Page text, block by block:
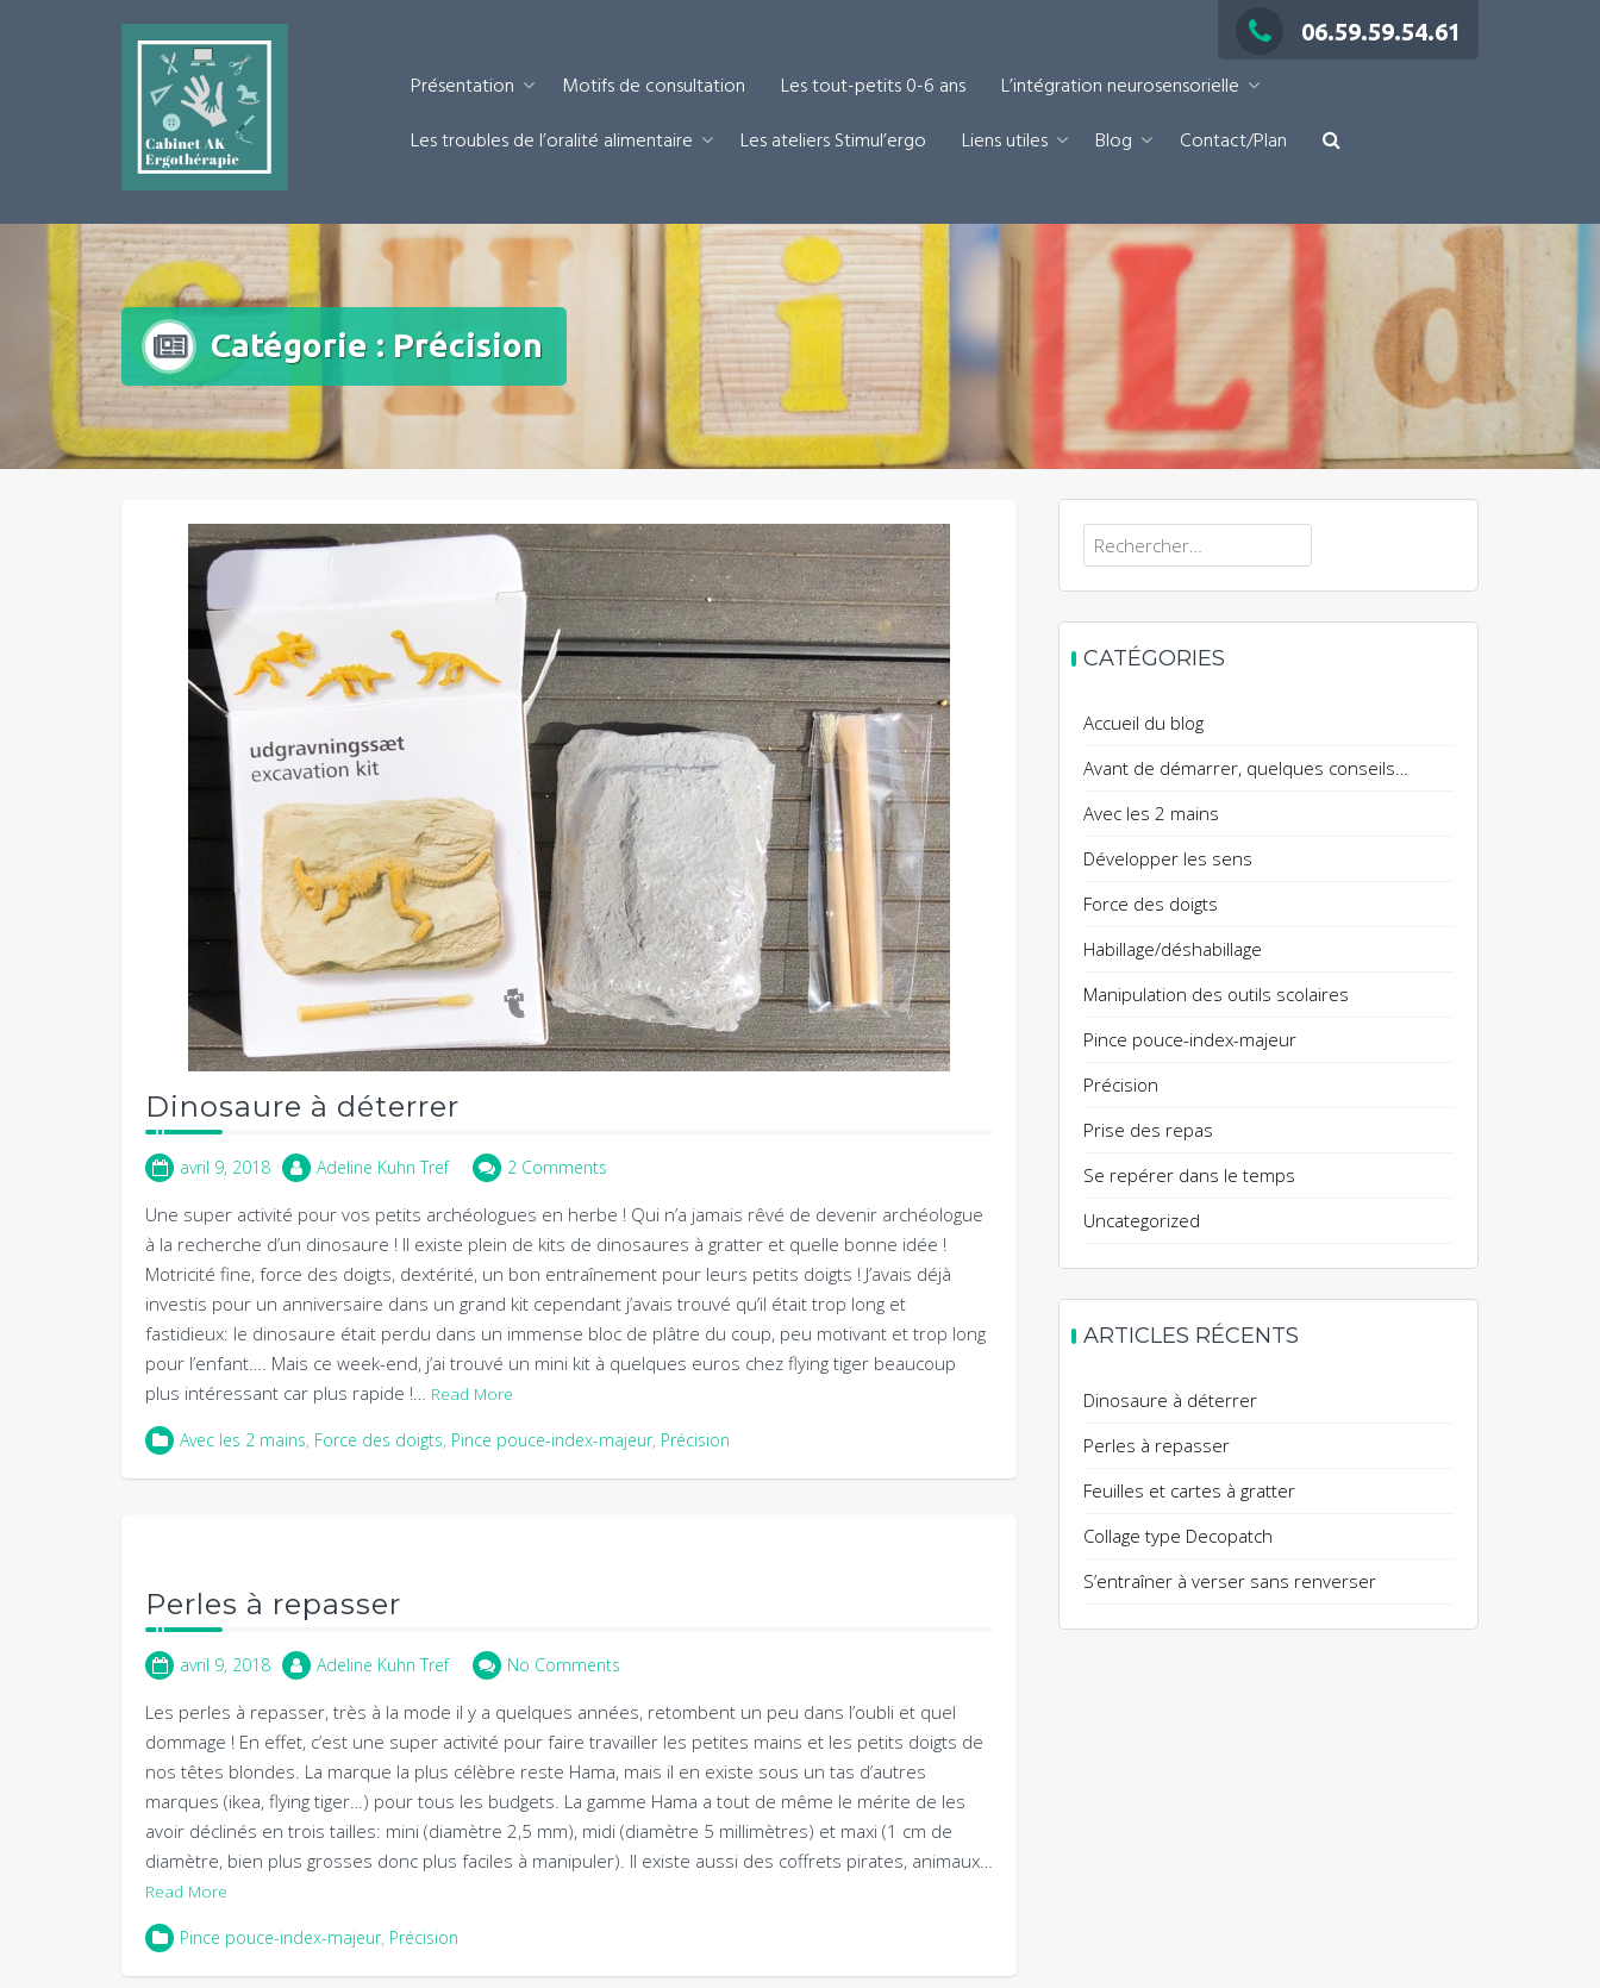
06.59.59.54.61
Présentation Motifs de consultation Les tout-petits 0-6 ans
L’intégration neurosensorielle
Les troubles de l’oralité alimentaire
Les ateliers Stimul’ergo Liens utiles Blog Contact/Plan
Catégorie : Précision
Dinosaure à déterrer
avril 9, 2018 Adeline Kuhn Tref 2 Comments
Une super activité pour vos petits archéologues en herbe ! Qui n’a jamais rêvé de devenir archéologue
à la recherche d’un dinosaure ! Il existe plein de kits de dinosaures à gratter et quelle bonne idée !
Motricité fine, force des doigts, dextérité, un bon entraînement pour leurs petits doigts ! J’avais déjà
investis pour un anniversaire dans un grand kit cependant j’avais trouvé qu’il était trop long et
fastidieux: le dinosaure était perdu dans un immense bloc de plâtre du coup, peu motivant et trop long
pour l’enfant…. Mais ce week-end, j’ai trouvé un mini kit à quelques euros chez flying tiger beaucoup
plus intéressant car plus rapide !… Read More
Avec les 2 mains, Force des doigts, Pince pouce-index-majeur, Précision
Perles à repasser
avril 9, 2018 Adeline Kuhn Tref No Comments
Les perles à repasser, très à la mode il y a quelques années, retombent un peu dans l’oubli et quel
dommage ! En effet, c’est une super activité pour faire travailler les petites mains et les petits doigts de
nos têtes blondes. La marque la plus célèbre reste Hama, mais il en existe sous un tas d’autres
marques (ikea, flying tiger…) pour tous les budgets. La gamme Hama a tout de même le mérite de les
avoir déclinés en trois tailles: mini (diamètre 2,5 mm), midi (diamètre 5 millimètres) et maxi (1 cm de
diamètre, bien plus grosses donc plus faciles à manipuler). Il existe aussi des coffrets pirates, animaux…
Read More
Pince pouce-index-majeur, Précision
Rechercher :
CATÉGORIES
Accueil du blog
Avant de démarrer, quelques conseils…
Avec les 2 mains
Développer les sens
Force des doigts
Habillage/déshabillage
Manipulation des outils scolaires
Pince pouce-index-majeur
Précision
Prise des repas
Se repérer dans le temps
Uncategorized
ARTICLES RÉCENTS
Dinosaure à déterrer
Perles à repasser
Feuilles et cartes à gratter
Collage type Decopatch
S’entraîner à verser sans renverser